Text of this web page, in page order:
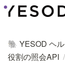
🐘 YESOD ヘ
役割の照会API /